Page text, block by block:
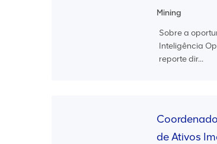
Mining
Sobre a
Inteligência
reporte dir...
de Ativos